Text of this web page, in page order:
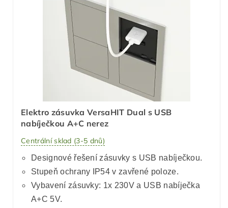
Elektro zásuvka VersaHIT Dual s USB
nabíječkou A+C nerez
Centrální sklad (3-5 dnů)
Designové řešení zásuvky s USB nabíječkou.
Stupeň ochrany IP54 v zavřené poloze.
Vybavení zásuvky: 1x 230V a USB nabíječka
A+C 5V.